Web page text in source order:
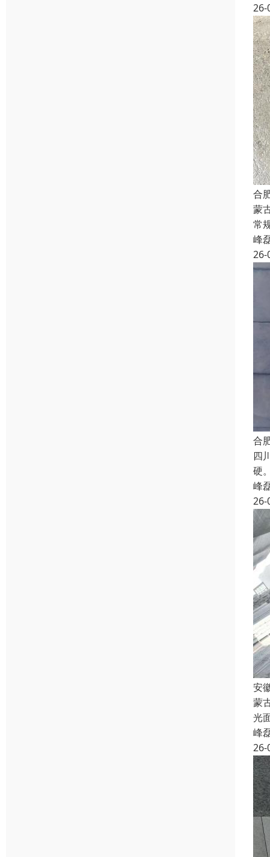
26-
合
蒙
常
峰
26-
合
四
硬
峰
26-
安
蒙
光
峰
26-